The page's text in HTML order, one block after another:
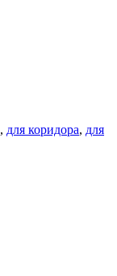
, для коридора, для